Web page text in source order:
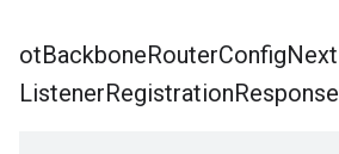
otBackboneRouterConfigNext
ListenerRegistrationResponse